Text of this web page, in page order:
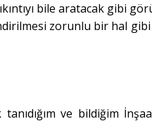
bile aratacak gibi
zorunlu bir hal
tanıdığım ve bildiğim